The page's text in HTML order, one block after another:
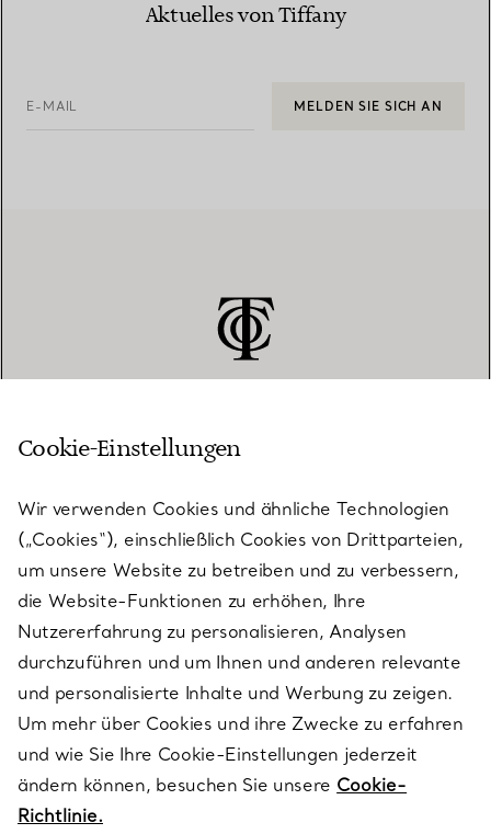
Aktuelles von Tiffany
E-MAIL MELDEN SIE SICH AN
KUNDENSERVICE
SERVICES
ÜBER TIFFANY & CO.
RECHTLICHE HINWEISE
FOLGEN SIE UNS
Cookie-Einstellungen
Wir verwenden Cookies und ähnliche Technologien
(„Cookies“), einschließlich Cookies von Drittparteien,
um unsere Website zu betreiben und zu verbessern,
die Website-Funktionen zu erhöhen, Ihre
Nutzererfahrung zu personalisieren, Analysen
durchzuführen und um Ihnen und anderen relevante
und personalisierte Inhalte und Werbung zu zeigen.
Um mehr über Cookies und ihre Zwecke zu erfahren
und wie Sie Ihre Cookie-Einstellungen jederzeit
ändern können, besuchen Sie unsere Cookie-
Richtlinie.